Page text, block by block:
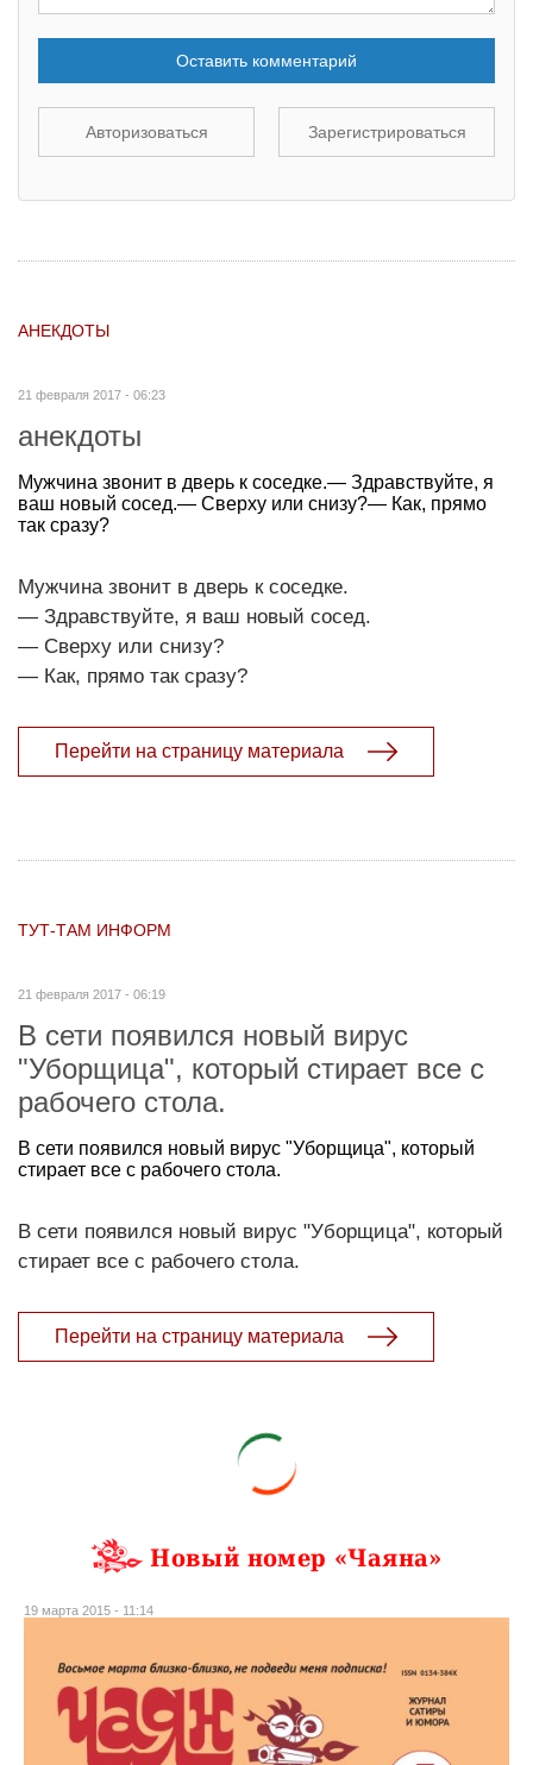
Оставить комментарий
Авторизоваться Зарегистрироваться
АНЕКДОТЫ
21 февраля 2017 - 06:23
анекдоты
Мужчина звонит в дверь к соседке.— Здравствуйте, я
ваш новый сосед.— Сверху или снизу?— Как, прямо
так сразу?
Мужчина звонит в дверь к соседке.
— Здравствуйте, я ваш новый сосед.
— Сверху или снизу?
— Как, прямо так сразу?
Перейти на страницу материала
ТУТ-ТАМ ИНФОРМ
21 февраля 2017 - 06:19
В сети появился новый вирус
"Уборщица", который стирает все с
рабочего стола.
В сети появился новый вирус "Уборщица", который
стирает все с рабочего стола.
В сети появился новый вирус "Уборщица", который
стирает все с рабочего стола.
Перейти на страницу материала
Новый номер «Чаяна»
19 марта 2015 - 11:14